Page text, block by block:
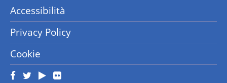
Accessibilità
Privacy Policy
Cookie